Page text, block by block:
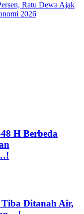
Ratu Dewa Ajak
2026
H Berbeda
Ditanah Air,